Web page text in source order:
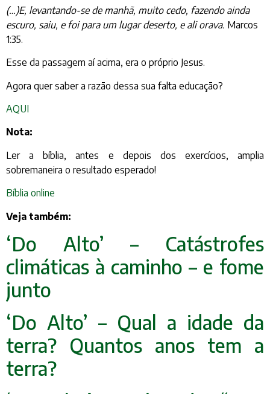
(…)E, levantando-se de manhã, muito cedo, fazendo ainda
escuro, saiu, e foi para um lugar deserto, e ali orava. Marcos
1:35.
Esse da passagem aí acima, era o próprio Jesus.
Agora quer saber a razão dessa sua falta educação?
AQUI
Nota:
Ler a bíblia, antes e depois dos exercícios, amplia
sobremaneira o resultado esperado!
Bíblia online
Veja também:
‘Do Alto’ – Catástrofes
climáticas à caminho – e fome
junto
‘Do Alto’ – Qual a idade da
terra? Quantos anos tem a
terra?